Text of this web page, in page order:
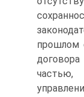
прошлом